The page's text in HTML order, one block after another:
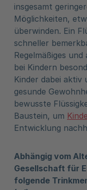
insgesamt
Möglichkeiten,
überwinden. Ein
schneller
Regelmäßiges
bei Kindern
Kinder dabei
gesunde
bewusste
Baustein, um
Entwicklung
Abhängig vom
Gesellschaft für
folgende